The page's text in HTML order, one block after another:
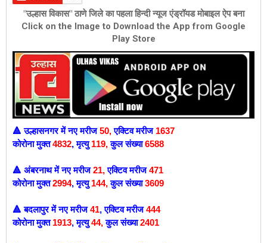
"उल्हास विकास" ठाणे जिले का पहला हिन्दी न्यूज एंड्रॉयड मोबाइल ऐप बना
Click on the Image to Download the App from Google
Play Store
🔺उल्हासनगर मेंनए मरीज50,एक्टिव मरीज 1637
कोरोना मुक्त4832,मृत्यु119,कुल संख्या6588
🔺 अंबरनाथ मेंनए मरीज21,एक्टिव मरीज471
कोरोना मुक्त2994,मृत्यु144,कुल संख्या3609
🔺 बदलापुर में नए मरीज41, एक्टिव मरीज444
कोरोना मुक्त1913,मृत्यु44,कुल संख्या2401